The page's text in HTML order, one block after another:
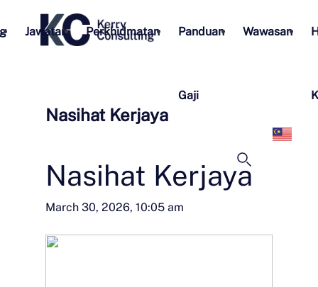
Jawatan Perkhidmatan Panduan
Gaji
Wawasan
Nasihat Kerjaya
Nasihat Kerjaya
March 30, 2026, 10:05 am